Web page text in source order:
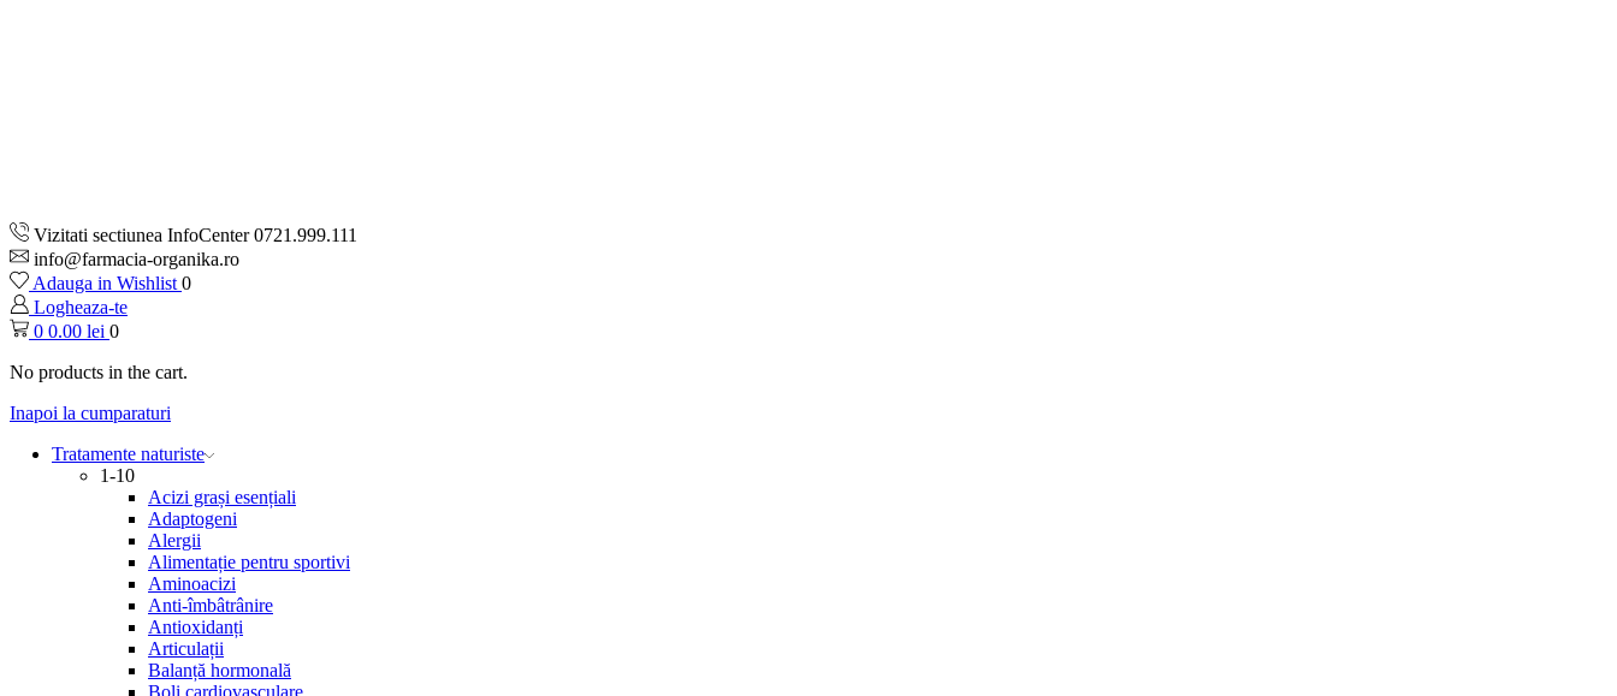
Vizitati sectiunea InfoCenter 0721.999.111
info@farmacia-organika.ro
Adauga in Wishlist 0
Logheaza-te
0 0.00 lei 0
No products in the cart.
Inapoi la cumparaturi
Tratamente naturiste
1-10
Acizi grași esențiali
Adaptogeni
Alergii
Alimentație pentru sportivi
Aminoacizi
Anti-îmbâtrânire
Antioxidanți
Articulații
Balanță hormonală
Boli cardiovasculare